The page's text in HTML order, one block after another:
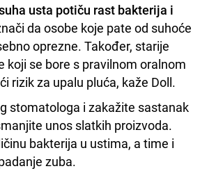
usta potiču rast bakterija i
da osobe koje pate od suhoće
oprezne. Također, starije
koji se bore s pravilnom oralnom
rizik za upalu pluća, kaže Doll.
stomatologa i zakažite sastanak
unos slatkih proizvoda.
bakterija u ustima, a time i
zuba.